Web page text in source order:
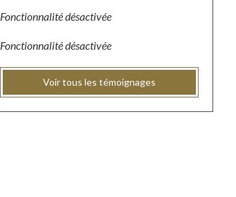
Fonctionnalité désactivée
Fonctionnalité désactivée
Voir tous les témoignages